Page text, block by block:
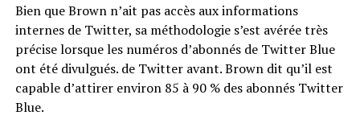
Bien que Brown n’ait pas accès aux informations
internes de Twitter, sa méthodologie s’est avérée très
précise lorsque les numéros d’abonnés de Twitter Blue
ont été divulgués. de Twitter avant. Brown dit qu’il est
capable d’attirer environ 85 à 90 % des abonnés Twitter
Blue.